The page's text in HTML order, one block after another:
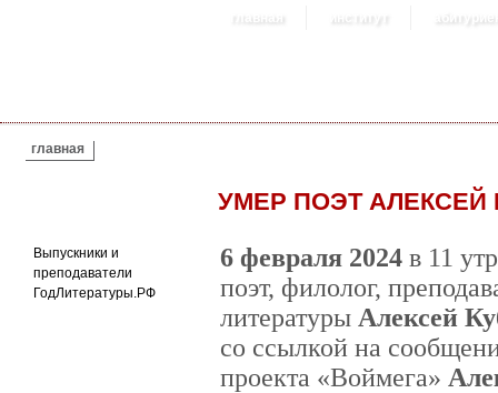
главная институт
ВЫ ЗДЕСЬ
главная
УМЕР ПОЭТ АЛЕКСЕЙ
Выпускники и
преподаватели
ГодЛитературы.РФ
6 февраля 2024 в 11
поэт, филолог,
литературы Алексей
со ссылкой на
проекта «Воймега»